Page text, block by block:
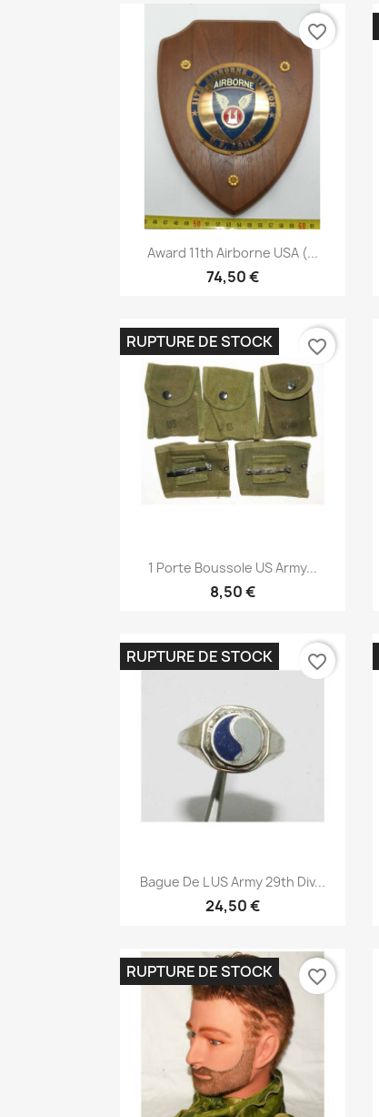
Aperçu rapide
Award 11th Airborne USA (...
74,50 €
favorite_border
 Aperçu rapide
1 Porte Boussole US Army...
8,50 €
RUPTURE DE STOCK favorite_border
Aperçu rapide
Bague De L US Army 29th Div...
24,50 €
RUPTURE DE STOCK favorite_border
RUPTURE DE STOCK favorite_border